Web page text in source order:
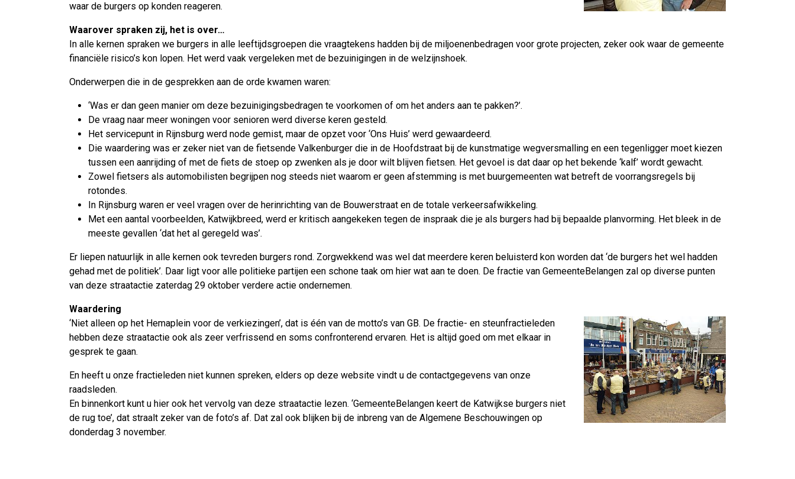
waar de burgers op konden reageren.
Waarover spraken zij, het is over…
In alle kernen spraken we burgers in alle leeftijdsgroepen die vraagtekens hadden bij de miljoenenbedragen voor grote projecten, zeker ook waar de gemeente
financiële risico’s kon lopen. Het werd vaak vergeleken met de bezuinigingen in de welzijnshoek.
Onderwerpen die in de gesprekken aan de orde kwamen waren:
‘Was er dan geen manier om deze bezuinigingsbedragen te voorkomen of om het anders aan te pakken?’.
De vraag naar meer woningen voor senioren werd diverse keren gesteld.
Het servicepunt in Rijnsburg werd node gemist, maar de opzet voor ‘Ons Huis’ werd gewaardeerd.
Die waardering was er zeker niet van de fietsende Valkenburger die in de Hoofdstraat bij de kunstmatige wegversmalling en een tegenligger moet kiezen
tussen een aanrijding of met de fiets de stoep op zwenken als je door wilt blijven fietsen. Het gevoel is dat daar op het bekende ‘kalf’ wordt gewacht.
Zowel fietsers als automobilisten begrijpen nog steeds niet waarom er geen afstemming is met buurgemeenten wat betreft de voorrangsregels bij
rotondes.
In Rijnsburg waren er veel vragen over de herinrichting van de Bouwerstraat en de totale verkeersafwikkeling.
Met een aantal voorbeelden, Katwijkbreed, werd er kritisch aangekeken tegen de inspraak die je als burgers had bij bepaalde planvorming. Het bleek in de
meeste gevallen ‘dat het al geregeld was’.
Er liepen natuurlijk in alle kernen ook tevreden burgers rond. Zorgwekkend was wel dat meerdere keren beluisterd kon worden dat ‘de burgers het wel hadden
gehad met de politiek’. Daar ligt voor alle politieke partijen een schone taak om hier wat aan te doen. De fractie van GemeenteBelangen zal op diverse punten
van deze straatactie zaterdag 29 oktober verdere actie ondernemen.
Waardering
‘Niet alleen op het Hemaplein voor de verkiezingen’, dat is één van de motto’s van GB. De fractie- en steunfractieleden
hebben deze straatactie ook als zeer verfrissend en soms confronterend ervaren. Het is altijd goed om met elkaar in
gesprek te gaan.
En heeft u onze fractieleden niet kunnen spreken, elders op deze website vindt u de contactgegevens van onze
raadsleden.
En binnenkort kunt u hier ook het vervolg van deze straatactie lezen. ‘GemeenteBelangen keert de Katwijkse burgers niet
de rug toe’, dat straalt zeker van de foto’s af. Dat zal ook blijken bij de inbreng van de Algemene Beschouwingen op
donderdag 3 november.